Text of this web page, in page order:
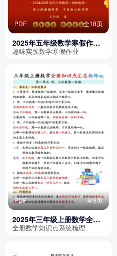
PDF 全18页
2025年五年级数学寒假作业
手册
趣味实践数学寒假作业
PDF 全9页
2025年三年级上册数学全册
知识点汇总（西师大版）
全册数学知识点系统梳理